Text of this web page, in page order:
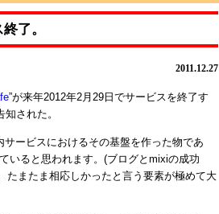
了。
2011.12.27
”が来年2012年2月29日でサービスを終了す
された。
サービスにおけるその基盤を作った物であ
いると思われます。(ブログとmixiの成功
たまたま相応しかったと言う要素が極めて大